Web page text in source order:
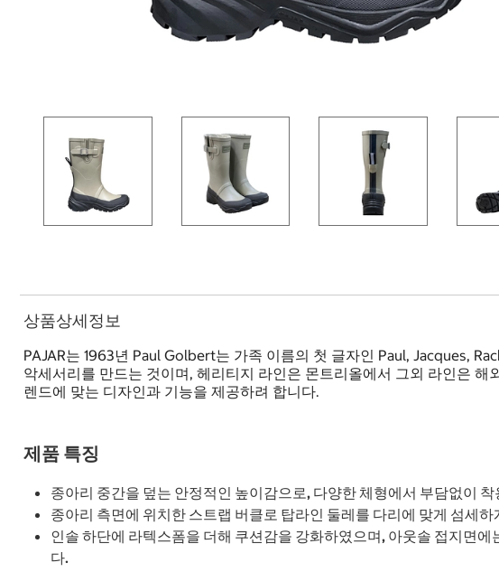
상품상세정보
PAJAR는 1963년 Paul Golbert는 가족 이름의 첫 글자인 Paul, Jacques,
악세서리를 만드는 것이며, 헤리티지 라인은 몬트리올에서 그외 라인은
렌드에 맞는 디자인과 기능을 제공하려 합니다.
제품 특징
종아리 중간을 덮는 안정적인 높이감으로, 다양한 체형에서 부담없이
종아리 측면에 위치한 스트랩 버클로 탑라인 둘레를 다리에 맞게 섬세
인솔 하단에 라텍스폼을 더해 쿠션감을 강화하였으며, 아웃솔 접지면
다.